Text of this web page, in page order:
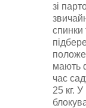
зі
спинки
мають
час
25 кг. У